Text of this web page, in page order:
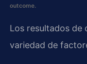
outcome.
Los resultados de
variedad de